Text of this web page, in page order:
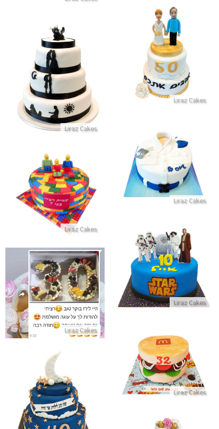
Liraz Cakes
עוגת חתונת הזהב
התקשר/י
Liraz Cakes
עוגת חתונה מעוצבת שלוש
התקשר/י
Liraz Cakes
עוגת גיוס קל מבצק סוכר
התקשר/י
Liraz Cakes
עוגת לגו מבצק סוכר
התקשר/י
Liraz Cakes
עוגת סטאר וורס
התקשר/י
Liraz Cakes
ביקורות מלקוחות לעוגת
התקשר/י
Liraz Cakes
עוגת מקדונלדס בצורת המבורגר
התקשר/י
עוגת קומות לגיל 40
התקשר/י